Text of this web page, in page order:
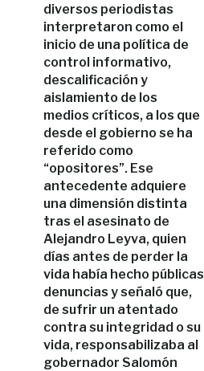
diversos periodistas
interpretaron como el
inicio de una política de
control informativo,
descalificación y
aislamiento de los
medios críticos, a los que
desde el gobierno se ha
referido como
“opositores”. Ese
antecedente adquiere
una dimensión distinta
tras el asesinato de
Alejandro Leyva, quien
días antes de perder la
vida había hecho públicas
denuncias y señaló que,
de sufrir un atentado
contra su integridad o su
vida, responsabilizaba al
gobernador Salomón